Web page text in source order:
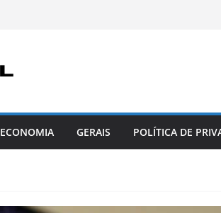
ECONOMIA GERAIS POLÍTICA DE